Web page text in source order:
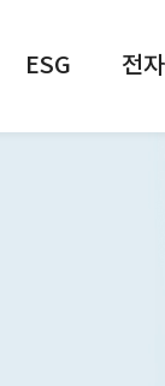
ESG 전